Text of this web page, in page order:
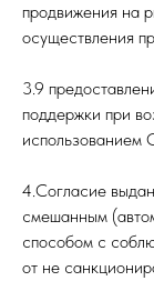
продвижения на
осуществления
3.9
поддержки при
использованием
4.Согласие
смешанным
способом с
от не